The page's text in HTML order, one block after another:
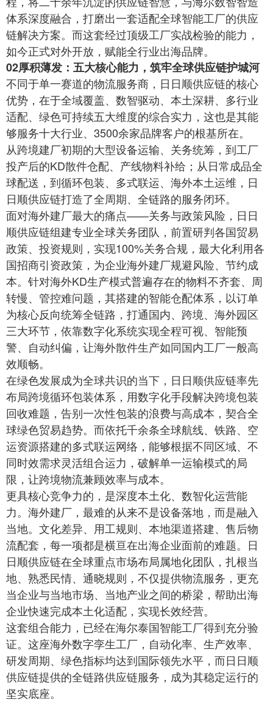
体系深度融合，打磨出一套适配全球智能工厂的供应
链解决方案。而这套经过顶级工厂实战检验的能力，
如今正式对外开放，赋能全行业出海品牌。
02厚积薄发：五大核心能力，筑牢全球供应链护城河
不同于单一赛道的物流服务商，日日顺供应链的核心
优势，在于全域覆盖、数智驱动、本土深耕、多行业
适配、绿色可持续五大维度的综合实力，这也是其能
够服务十大行业、3500余家品牌客户的根基所在。
从跨境建厂初期的大型设备运输、关务统筹，到工厂
投产后的KD散件仓配、产线物料补给；从日常成品全
球配送，到循环包装、多式联运、海外本土运维，日
日顺供应链打造了全周期、全链路的服务闭环。
面对海外建厂最大的痛点——关务与政策风险，日日
顺供应链组建专业全球关务团队，前置研判各国贸易
政策、投资规则，实现100%关务合规，最大化利用各
国招商引资政策，为企业海外建厂规避风险、节约成
本。针对海外KD生产模式普遍存在的物料不齐套、周
转慢、管控难问题，其搭建的智能仓配体系，以订单
为核心反向统筹全链路，打通国内、跨境、海外园区
三大环节，依靠数字化系统实现全程可视、智能预
警、自动纠偏，让海外散件生产如同国内工厂一般高
效顺畅。
在绿色发展成为全球共识的当下，日日顺供应链率先
布局跨境循环包装体系，用数字化手段解决跨境包装
回收难题，告别一次性包装的浪费与高成本，契合全
球绿色贸易趋势。而依托千余条全球航线、铁路、空
运资源搭建的多式联运网络，能够根据不同区域、不
同时效需求灵活组合运力，破解单一运输模式的局
限，让跨境物流兼顾效率与成本。
更具核心竞争力的，是深度本土化、数智化运营能
力。海外建厂，最难的从来不是设备落地，而是融入
当地。文化差异、用工规则、本地渠道搭建、售后物
流配套，每一项都是横亘在出海企业面前的难题。日
日顺供应链在全球重点市场布局属地化团队，扎根当
地、熟悉民情、通晓规则，不仅提供物流服务，更充
当企业与当地市场、当地产业之间的桥梁，帮助出海
企业快速完成本土化适配，实现长效经营。
这套组合能力，已经在海尔泰国智能工厂得到充分验
证。这座海外数字孪生工厂，自动化率、生产效率、
研发周期、绿色指标均达到国际领先水平，而日日顺
供应链提供的全链路供应链服务，成为其稳定运行的
坚实底座。